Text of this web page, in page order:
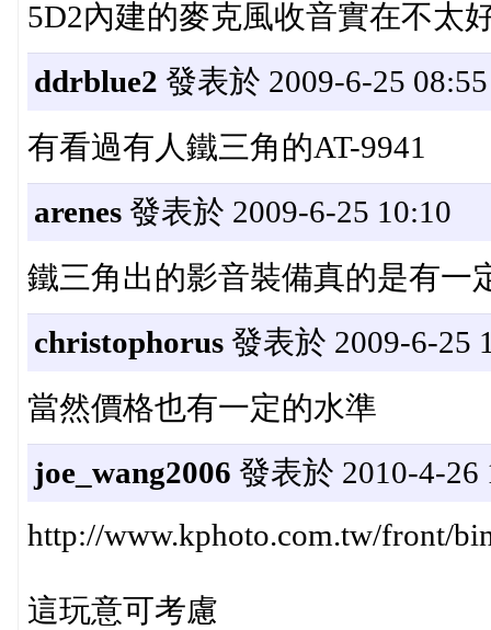
5D2內建的麥克風收音實在不太
ddrblue2 發表於 2009-6-25 08:55
有看過有人鐵三角的AT-9941
arenes發表於 2009-6-25 10:10
鐵三角出的影音裝備真的是有一
christophorus發表於 2009-6-25
當然價格也有一定的水準
joe_wang2006 發表於 2010-4-26
http://www.kphoto.com.tw/front/
這玩意可考慮